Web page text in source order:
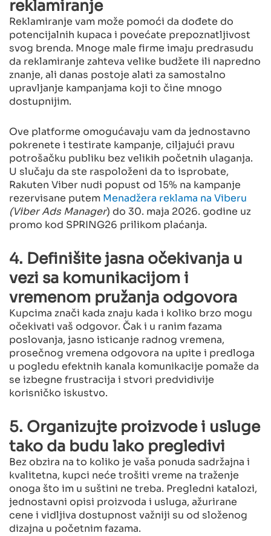
reklamiranje
Reklamiranje vam može pomoći da dođete do
potencijalnih kupaca i povećate prepoznatljivost
svog brenda. Mnoge male firme imaju predrasudu
da reklamiranje zahteva velike budžete ili napredno
znanje, ali danas postoje alati za samostalno
upravljanje kampanjama koji to čine mnogo
dostupnijim.
Ove platforme omogućavaju vam da jednostavno
pokrenete i testirate kampanje, ciljajući pravu
potrošačku publiku bez velikih početnih ulaganja.
U slučaju da ste raspoloženi da to isprobate,
Rakuten Viber nudi popust od 15% na kampanje
rezervisane putem Menadžera reklama na Viberu
(Viber Ads Manager) do 30. maja 2026. godine uz
promo kod SPRING26 prilikom plaćanja.
4. Definišite jasna očekivanja u
vezi sa komunikacijom i
vremenom pružanja odgovora
Kupcima znači kada znaju kada i koliko brzo mogu
očekivati vaš odgovor. Čak i u ranim fazama
poslovanja, jasno isticanje radnog vremena,
prosečnog vremena odgovora na upite i predloga
u pogledu efektnih kanala komunikacije pomaže da
se izbegne frustracija i stvori predvidivije
korisničko iskustvo.
5. Organizujte proizvode i usluge
tako da budu lako pregledivi
Bez obzira na to koliko je vaša ponuda sadržajna i
kvalitetna, kupci neće trošiti vreme na traženje
onoga što im u suštini ne treba. Pregledni katalozi,
jednostavni opisi proizvoda i usluga, ažurirane
cene i vidljiva dostupnost važniji su od složenog
dizajna u početnim fazama.